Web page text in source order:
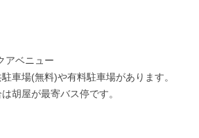
アベニュー
車場(無料)や有料駐車場があります。
胡屋が最寄バス停です。